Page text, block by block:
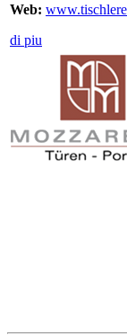
Web:
di piu